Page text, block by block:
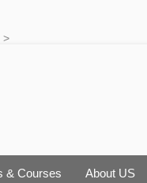
>
& Courses About US